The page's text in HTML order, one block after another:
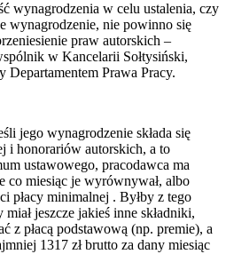
wynagrodzenia w celu ustalenia, czy
wynagrodzenie, nie powinno się
praw autorskich –
w Kancelarii Sołtysiński,
Prawa Pracy.
jego wynagrodzenie składa się
i honorariów autorskich, a to
ustawowego, pracodawca ma
co miesiąc je wyrównywał, albo
płacy minimalnej . Byłby z tego
jeszcze jakieś inne składniki,
z płacą podstawową (np. premie), a
1317 zł brutto za dany miesiąc